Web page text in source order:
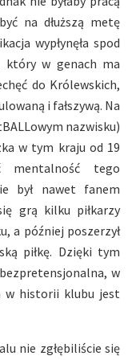
na dłuższą metę
wypłynęła spod
który w genach ma
do Królewskich,
i fałszywą. Na
nazwisku)
w tym kraju od 19
mentalność tego
był nawet fanem
grą kilku piłkarzy
a później poszerzył
piłkę. Dzięki tym
w
w historii klubu jest
nie zgłębiliście się